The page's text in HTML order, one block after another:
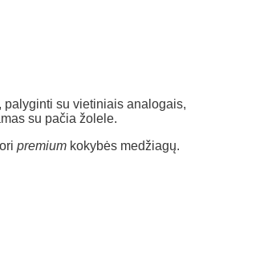
palyginti su vietiniais analogais,
su pačia žolele.
premium kokybės medžiagų.